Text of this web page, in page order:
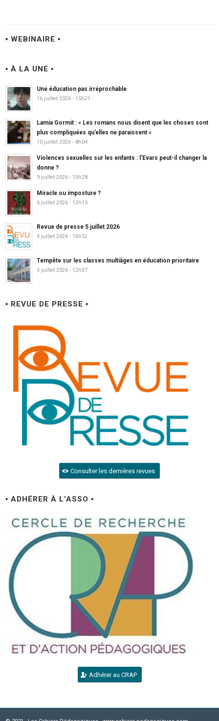
▪ WEBINAIRE ▪
▪ À LA UNE ▪
Une éducation pas irréprochable
16 juillet 2026 - 15h21
Lamia Gormit : « Les romans nous disent que les choses sont
plus compliquées qu’elles ne paraissent »
10 juillet 2026 - 8h04
Violences sexuelles sur les enfants : l’Evars peut-il changer la
donne ?
9 juillet 2026 - 13h28
Miracle ou imposture ?
6 juillet 2026 - 12h15
Revue de presse 5 juillet 2026
5 juillet 2026 - 16h52
Tempête sur les classes multiâges en éducation prioritaire
3 juillet 2026 - 12h37
▪ REVUE DE PRESSE ▪
Consulter les dernières revues
▪ ADHÉRER À L’ASSO ▪
Adhérer au CRAP